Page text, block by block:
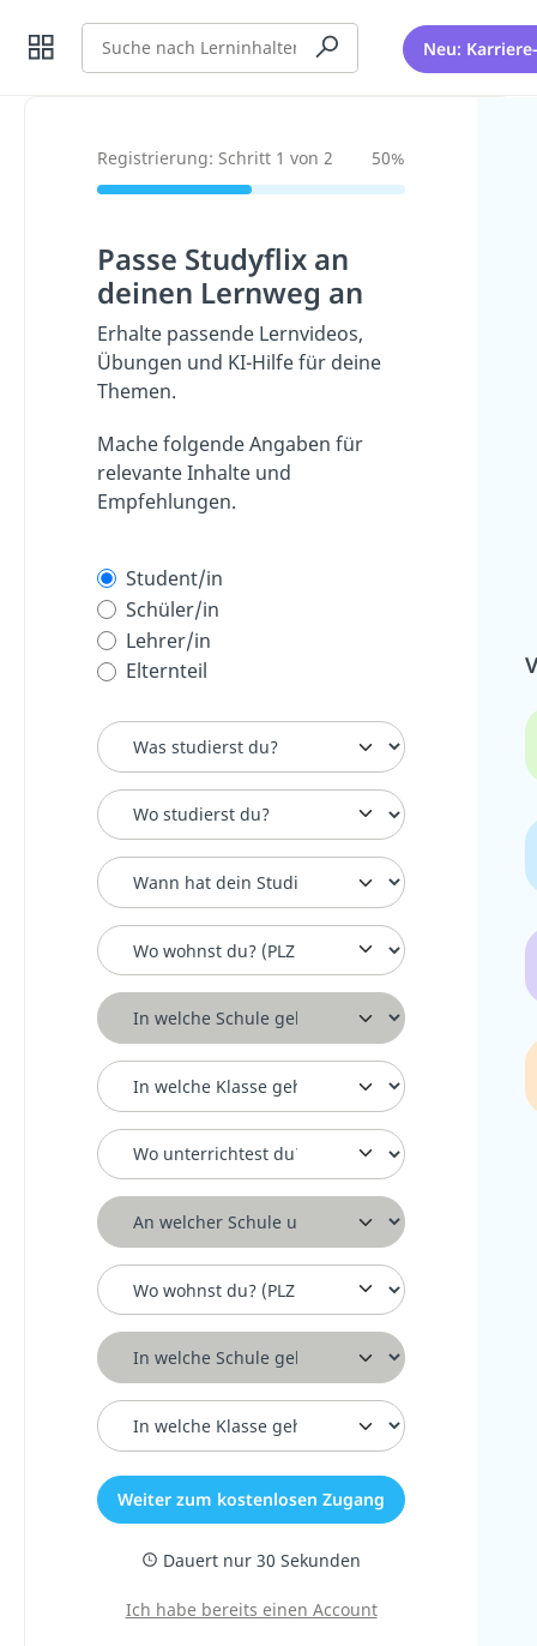
Suche Neu:
Registrierung: Schritt 1 von 2 50%
Passe Studyflix an
deinen Lernweg an
Erhalte passende Lernvideos,
Übungen und KI-Hilfe für deine
Themen.
Mache folgende Angaben für
relevante Inhalte und
Empfehlungen.
Student/in
Schüler/in
Lehrer/in
Elternteil
Studiengang
Universität
Studienbeginn
Postleitzahl für Schüler
Schule
Klasse
Postleitzahl für Lehrer
Schule
Postleitzahl für Eltern
Schule
Klasse
Weiter zum kostenlosen Zugang
Dauert nur 30 Sekunden
Ich habe bereits einen Account